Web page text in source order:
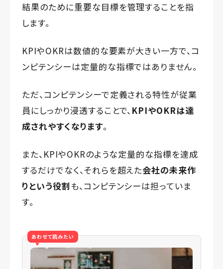
結果のために重要な目標を管理することを指
します。
KPIやOKRは数値的な要素が大きい一方で、コ
ンピテンシーは定量的な指標ではありません。
ただ、コンピテンシーで定義される特性が従業
員にしっかり浸透することで、 KPIやOKRは達
成されやすくなります。
また、KPIやOKRのような定量的な指標を達成
するだけでなく、それらを超えた会社の未来作
りという役割 も、コンピテンシーは担っていま
す。
あわせて読みたい